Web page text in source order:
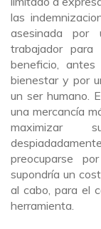
las
asesinada por
trabajador
beneficio,
bienestar y por
un ser humano.
una mercancía
maximizar
preocuparse
supondría un
al cabo, para el
herramienta.